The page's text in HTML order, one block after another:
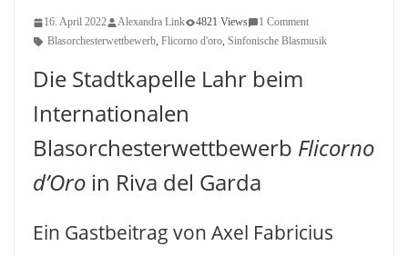
16. April 2022 Alexandra Link 4821 Views
1 Comment
Blasorchesterwettbewerb, Flicorno d'oro, Sinfonische Blasmusik
Die Stadtkapelle Lahr beim
Internationalen
Blasorchesterwettbewerb Flicorno
d’Oro in Riva del Garda
Ein Gastbeitrag von Axel Fabricius